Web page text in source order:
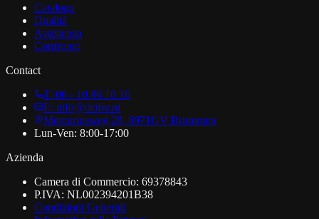
Catalogo
Qualità
Assistenza
Confronto
Contact
T: 06 - 10 86 16 16
E: info@dctbv.nl
Mercuriusweg 28, 6971GV Brummen
Lun-Ven: 8:00-17:00
Azienda
Camera di Commercio: 69378843
P.IVA: NL002394201B38
Condizioni Generali